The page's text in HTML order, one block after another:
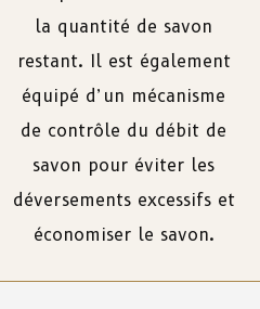
la quantité de savon
restant. Il est également
équipé d’un mécanisme
de contrôle du débit de
savon pour éviter les
déversements excessifs et
économiser le savon.